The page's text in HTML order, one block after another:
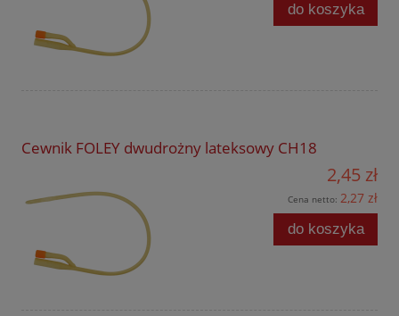
do koszyka
Cewnik FOLEY dwudrożny lateksowy CH18
2,45 zł
Cena netto: 2,27 zł
do koszyka